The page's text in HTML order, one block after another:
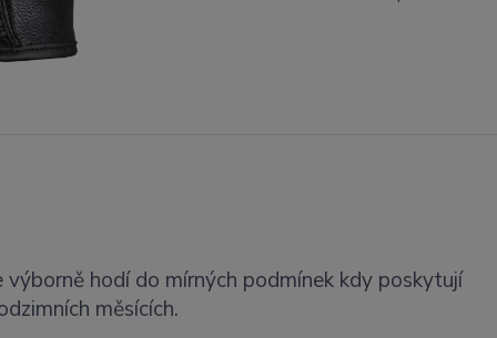
hodí do mírných podmínek kdy poskytují
měsících.